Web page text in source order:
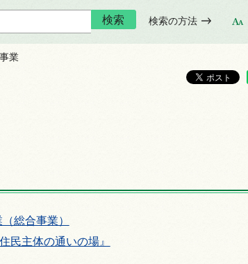
検索の方法
業
総合事業）
民主体の通いの場』